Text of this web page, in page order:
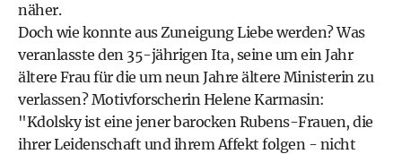
näher.
Doch wie konnte aus Zuneigung Liebe werden? Was
veranlasste den 35-jährigen Ita, seine um ein Jahr
ältere Frau für die um neun Jahre ältere Ministerin zu
verlassen? Motivforscherin Helene Karmasin:
"Kdolsky ist eine jener barocken Rubens-Frauen, die
ihrer Leidenschaft und ihrem Affekt folgen - nicht